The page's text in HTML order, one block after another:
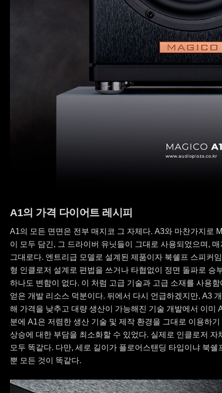
A1의 가격 다이어트 레시피
A1의 모든 면면은 전부 매지코 그 자체다. A3와 마찬가지로
이 모두 담긴, 그 드라이버 유닛들이 그대로 사용되었으며,
그대로다. 엔트리급 모델로 설계된 제품이자 북쉘프 스피커
형 인클로저 설계로 편법을 쓰거나 타협없이 정면 돌파로 승
하나도 변함이 없다. 이 처럼 고급 기술과 고급 소재를 사용
얻은 개발 리소스 덕분이다. 뒤에서 다시 언급하겠지만, A3
해 가격을 낮추고 대량 생산이 가능해진 기술 개발에서 이미
분에 A1은 저렴한 생산 기술 및 제작 환경을 그대로 이용하
상승에 대한 부담을 최소화할 수 있었다. 실제로 인클로저
모두 똑같다. 다만, 세로 길이가 플로어스탠딩 타입이냐 북
뿐 모든 것이 똑같다.